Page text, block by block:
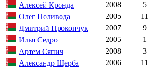
Алексей Кронда
2008 5
Олег Поливода
2005 11
Дмитрий Прокопчук
2007 9
Илья Седро
2005 1
Артем Сяпич
2008 3
Александр Щерба
2006 11